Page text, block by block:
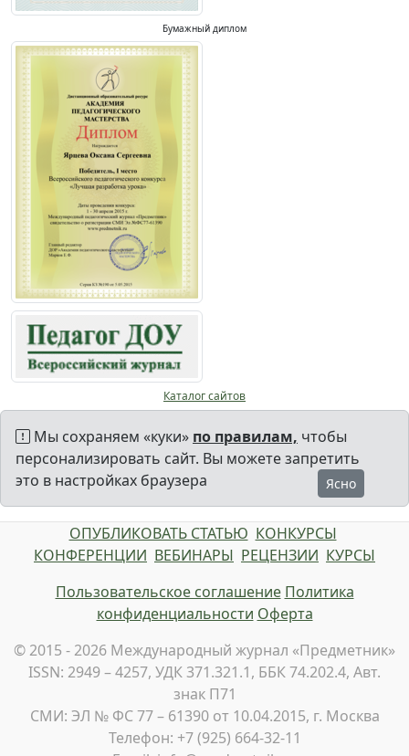
Бумажный диплом
Каталог сайтов
Мы сохраняем «куки» по правилам, чтобы
персонализировать сайт. Вы можете запретить
это в настройках браузера
Ясно
ОПУБЛИКОВАТЬ СТАТЬЮ КОНКУРСЫ
КОНФЕРЕНЦИИ ВЕБИНАРЫ РЕЦЕНЗИИ КУРСЫ
Пользовательское соглашение Политика
конфиденциальности Оферта
© 2015 - 2026 Международный журнал «Предметник»
ISSN: 2949 – 4257, УДК 371.321.1, ББК 74.202.4, Авт.
знак П71
СМИ: ЭЛ № ФС 77 – 61390 от 10.04.2015, г. Москва
Телефон: +7 (925) 664-32-11